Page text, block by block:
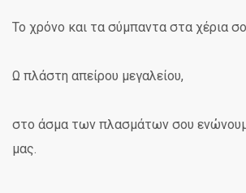
Το χρόνο και τα σύμπαντα στα χέρια
Ω πλάστη απείρου μεγαλείου,
στο άσμα των πλασμάτων σου
μας.